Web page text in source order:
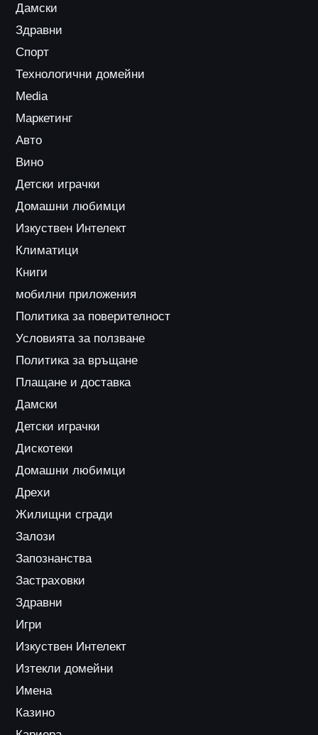
Дамски
Здравни
Спорт
Технологични домейни
Media
Маркетинг
Авто
Вино
Детски играчки
Домашни любимци
Изкуствен Интелект
Климатици
Книги
мобилни приложения
Политика за поверителност
Условията за ползване
Политика за връщане
Плащане и доставка
Дамски
Детски играчки
Дискотеки
Домашни любимци
Дрехи
Жилищни сгради
Залози
Запознанства
Застраховки
Здравни
Игри
Изкуствен Интелект
Изтекли домейни
Имена
Казино